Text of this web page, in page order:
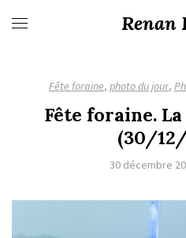
Renan
Fête foraine, photo du jour,
Fête foraine.
(30/
30 décembre